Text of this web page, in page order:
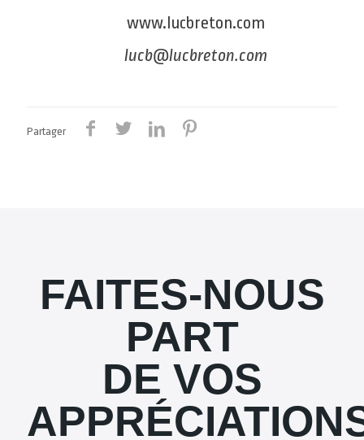
www.lucbreton.com
lucb@lucbreton.com
Partager
FAITES-NOUS
PART
DE VOS